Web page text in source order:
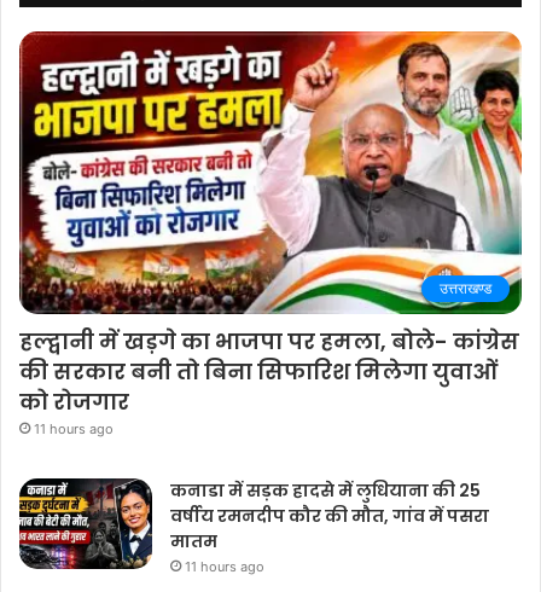
उत्तराखण्ड
हल्द्वानी में खड़गे का भाजपा पर हमला, बोले- कांग्रेस
की सरकार बनी तो बिना सिफारिश मिलेगा युवाओं
को रोजगार
11 hours ago
कनाडा में सड़क हादसे में लुधियाना की 25
वर्षीय रमनदीप कौर की मौत, गांव में पसरा
मातम
11 hours ago